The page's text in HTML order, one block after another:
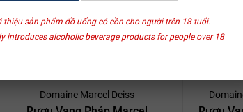
thiệu sản phẩm đồ uống có cồn cho người trên 18 tuổi.
introduces alcoholic beverage products for people over 18
PHẨM LIÊN QUAN
Domaine Marcel Deiss